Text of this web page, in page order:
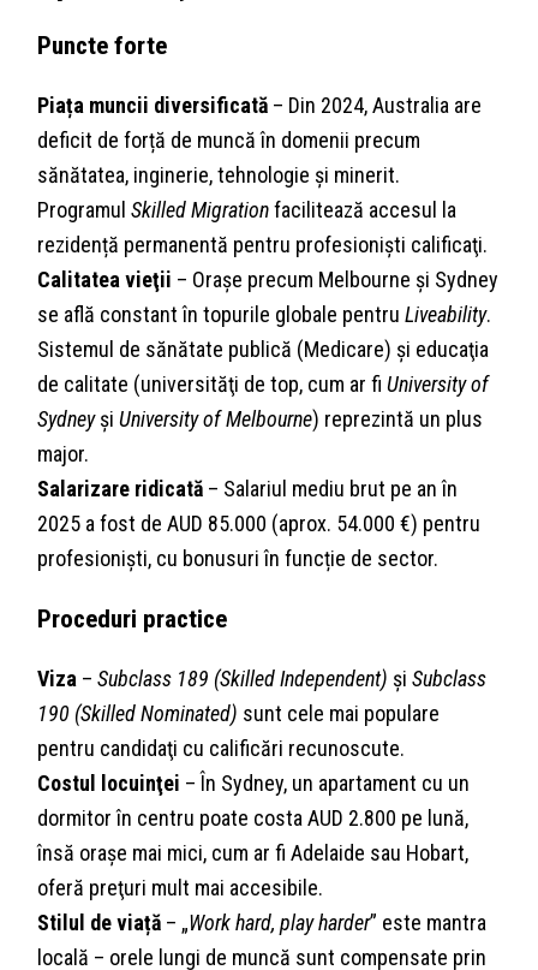
Puncte forte
Piața muncii diversificată – Din 2024, Australia are
deficit de forță de muncă în domenii precum
sănătatea, inginerie, tehnologie și minerit.
ProgramulSkilled Migrationfacilitează accesul la
rezidență permanentă pentru profesioniști calificaţi.
Calitatea vieţii – Orașe precum Melbourne și Sydney
se află constant în topurile globale pentruLiveability.
Sistemul de sănătate publică (Medicare) și educaţia
de calitate (universităţi de top, cum ar fiUniversity of
SydneyșiUniversity of Melbourne) reprezintă un plus
major.
Salarizare ridicată – Salariul mediu brut pe an în
2025 a fost de AUD 85.000 (aprox. 54.000 €) pentru
profesionişti, cu bonusuri în funcție de sector.
Proceduri practice
Viza –Subclass 189 (Skilled Independent) şiSubclass
190 (Skilled Nominated) sunt cele mai populare
pentru candidaţi cu calificări recunoscute.
Costul locuinţei – În Sydney, un apartament cu un
dormitor în centru poate costa AUD 2.800 pe lună,
însă orașe mai mici, cum ar fi Adelaide sau Hobart,
oferă preţuri mult mai accesibile.
Stilul de viață – „Work hard, play harder” este mantra
locală – orele lungi de muncă sunt compensate prin